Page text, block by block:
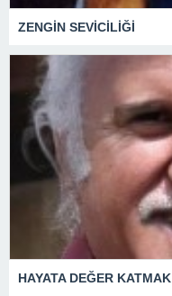
ZENGİN SEVİCİLİĞİ
HAYATA DEĞER KATMAK